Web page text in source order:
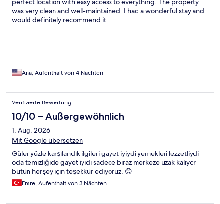
perfect location with easy access to everything. The property
was very clean and well-maintained. I had a wonderful stay and
would definitely recommend it.
Ana, Aufenthalt von 4 Nächten
Verifizierte Bewertung
10/10 – Außergewöhnlich
1. Aug. 2026
Mit Google übersetzen
Güler yüzle karşılandık ilgileri gayet iyiydi yemekleri lezzetliydi
oda temizliğide gayet iyidi sadece biraz merkeze uzak kalıyor
bütün herşey için teşekkür ediyoruz. 😊
Emre, Aufenthalt von 3 Nächten